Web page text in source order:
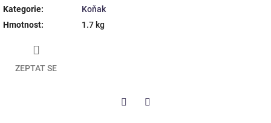
Kategorie:
Koňak
Hmotnost: 1.7 kg
ZEPTAT SE